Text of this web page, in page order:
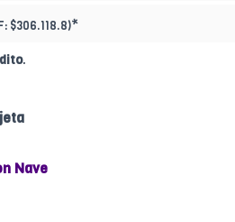
$306.118.8)*
.
Nave